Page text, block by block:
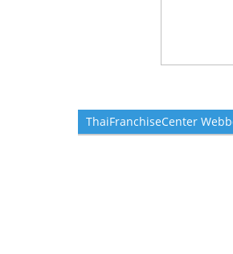
ThaiFranchiseCenter